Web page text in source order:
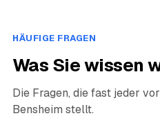
HÄUFIGE FRAGEN
Was Sie wissen
Die Fragen, die fast jeder
Bensheim stellt.